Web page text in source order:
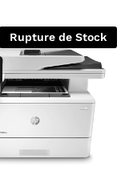
Rupture de Stock